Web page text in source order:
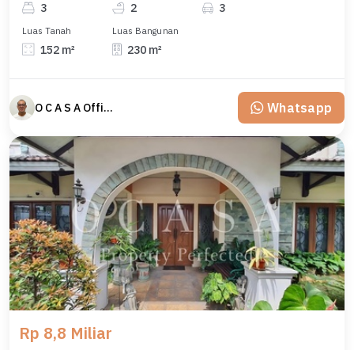
3 2 3
Luas Tanah
152 m²
Luas Bangunan
230 m²
O C A S A Official property perfected Whatsapp
Rp 8,8 Miliar